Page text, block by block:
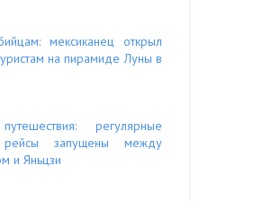
мексиканец открыл
на пирамиде Луны в
регулярные
рейсы запущены между
и Яньцзи